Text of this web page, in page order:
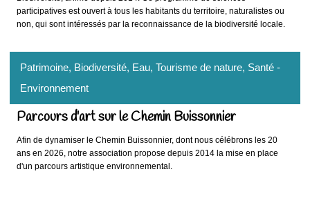
participatives est ouvert à tous les habitants du territoire, naturalistes ou
non, qui sont intéressés par la reconnaissance de la biodiversité locale.
Patrimoine, Biodiversité, Eau, Tourisme de nature, Santé -
Environnement
Parcours d'art sur le Chemin Buissonnier
Afin de dynamiser leChemin Buissonnier, dont nous célébrons les 20
ans en 2026, notre association propose depuis 2014 la mise en place
d'un parcours artistique environnemental.